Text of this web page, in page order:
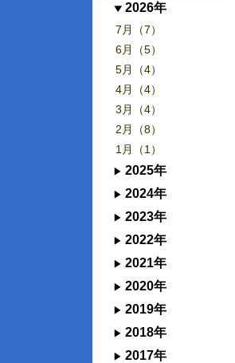
2026年
7月（7）
6月（5）
5月（4）
4月（4）
3月（4）
2月（8）
1月（1）
2025年
2024年
2023年
2022年
2021年
2020年
2019年
2018年
2017年